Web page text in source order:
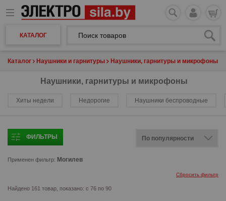
КАТАЛОГ
Каталог Наушники и гарнитуры Наушники, гарнитуры и микрофоны
Наушники, гарнитуры и микрофоны
Хиты недели Недорогие Наушники беспроводные
ФИЛЬТРЫ
Применен фильтр: Могилев
Сбросить фильтр
Найдено 161 товар, показано: с 76 по 90